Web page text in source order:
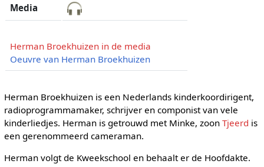
Media
Herman Broekhuizen in de media
Oeuvre van Herman Broekhuizen
Herman Broekhuizen is een Nederlands kinderkoordirigent,
radioprogrammamaker, schrijver en componist van vele
kinderliedjes. Herman is getrouwd met Minke, zoon Tjeerd is
een gerenommeerd cameraman.
Herman volgt de Kweekschool en behaalt er de Hoofdakte.